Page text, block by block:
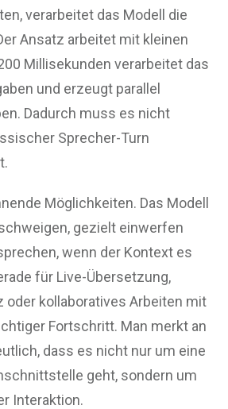
verarbeitet das Modell die
Ansatz arbeitet mit kleinen
Millisekunden verarbeitet das
und erzeugt parallel
Dadurch muss es nicht
Sprecher-Turn
Möglichkeiten. Das Modell
gezielt einwerfen
wenn der Kontext es
für Live-Übersetzung,
kollaboratives Arbeiten mit
Fortschritt. Man merkt an
dass es nicht nur um eine
geht, sondern um
Interaktion.